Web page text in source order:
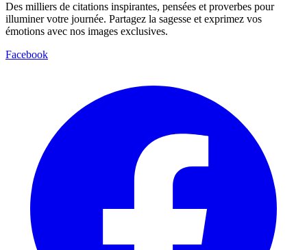
Des milliers de citations inspirantes, pensées et proverbes pour
illuminer votre journée. Partagez la sagesse et exprimez vos
émotions avec nos images exclusives.
Facebook